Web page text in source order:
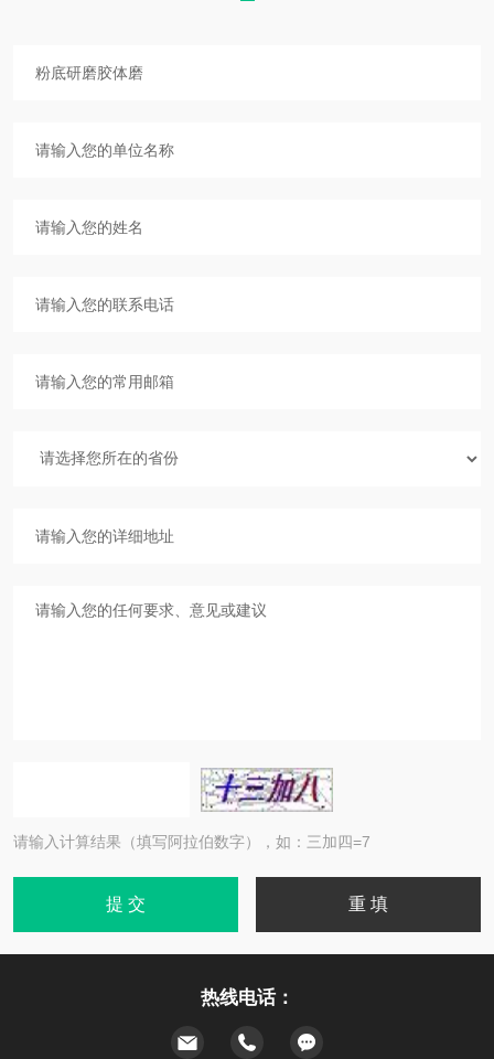
请输入计算结果（填写阿拉伯数字），如：三加四=7
热线电话：